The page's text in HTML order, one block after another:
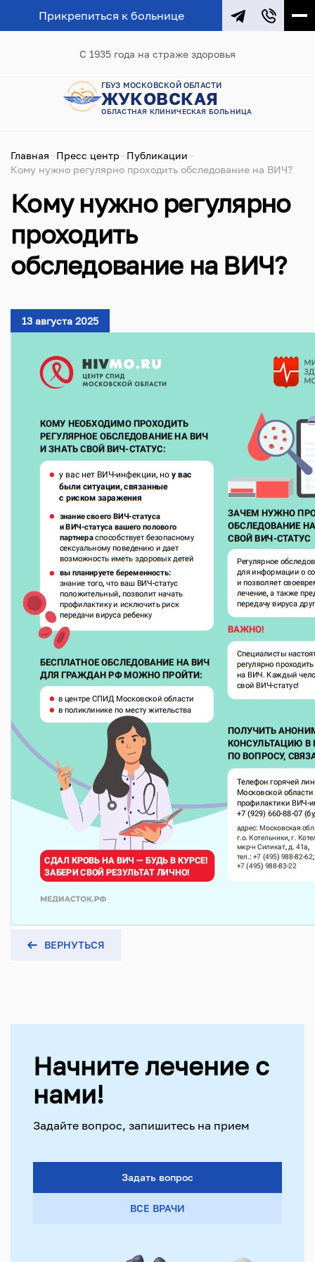
Прикрепиться к больнице
С 1935 года на страже здоровья
ГБУЗ МОСКОВСКОЙ ОБЛАСТИ
ЖУКОВСКАЯ
ОБЛАСТНАЯ КЛИНИЧЕСКАЯ БОЛЬНИЦА
Главная Пресс центр
Публикации
Кому нужно регулярно проходить обследование на ВИЧ?
Кому нужно регулярно
проходить
обследование на ВИЧ?
13 августа 2025
ВЕРНУТЬСЯ
Начните лечение с
нами!
Задайте вопрос, запишитесь на прием
Задать вопрос
ВСЕ ВРАЧИ